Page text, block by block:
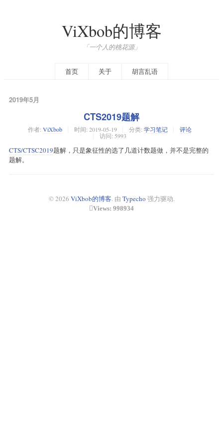
ViXbob的博客
「一个人的桃花源」
首页 关于 胡言乱语
2019年5月
CTS2019题解
作者: ViXbob 时间: 2019-05-19 分类: 学习笔记
评论
访问: 5993
CTS/CTSC2019题解，只是象征性的选了几道计数题做，并不是完整的
题解。
© 2026 ViXbob的博客. 由 Typecho 强力驱动.
Views: 998934